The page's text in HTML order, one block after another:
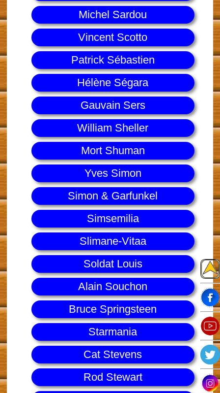
Michel Sardou
Vincent Scotto
Patrick Sébastien
Hélène Ségara
Gauvain Sers
William Sheller
Mort Shuman
Yves Simon
Simon & Garfunkel
Simsemilia
Slimane-Vitaa
Soldat Louis
Alain Souchon
Bruce Springsteen
Starmania
Cat Stevens
Rod Stewart